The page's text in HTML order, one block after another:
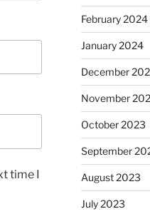
time I
February 2024
January 2024
December
November
October 2023
September
August 2023
July 2023